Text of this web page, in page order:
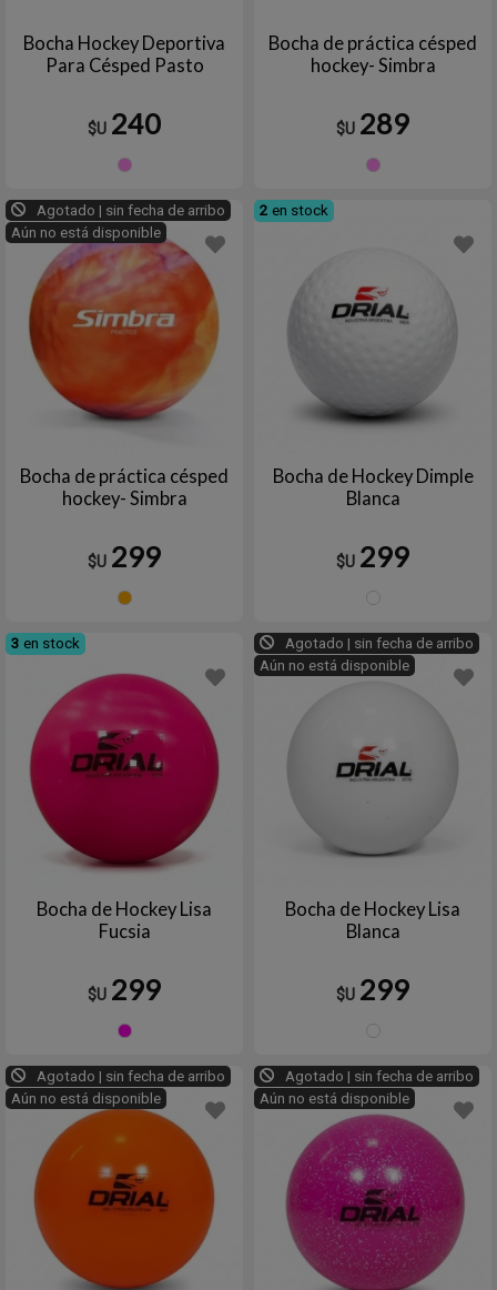
Bocha Hockey Deportiva
Para Césped Pasto
$U 240
Bocha de práctica césped
hockey- Simbra
$U 289
Agotado | sin fecha de arribo
Aún no está disponible
Bocha de práctica césped
hockey- Simbra
$U 299
2 en stock
Bocha de Hockey Dimple
Blanca
$U 299
3 en stock
Bocha de Hockey Lisa
Fucsia
$U 299
Agotado | sin fecha de arribo
Aún no está disponible
Bocha de Hockey Lisa
Blanca
$U 299
Agotado | sin fecha de arribo
Aún no está disponible
Agotado | sin fecha de arribo
Aún no está disponible